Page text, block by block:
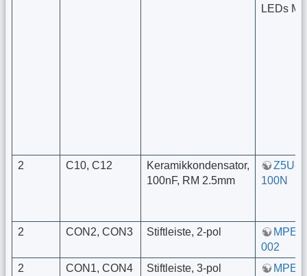
LEDs
2 C10, C12
Keramikkondensator,
100nF, RM 2.5mm
Z5U-
100N
2 CON2, CON3 Stiftleiste, 2-pol
MPE
002
2
CON1, CON4 Stiftleiste, 3-pol
MPE